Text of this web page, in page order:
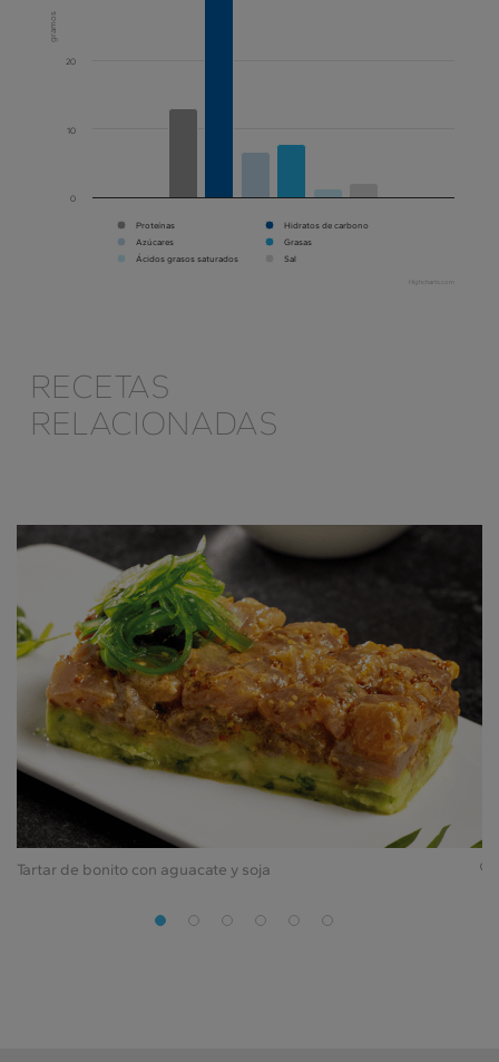
gramos
Proteínas
Hidratos de carbono
Azúcares
Grasas
Ácidos grasos saturados
Sal
0
10
20
Highcharts.com
RECETAS
RELACIONADAS
Tartar de bonito con aguacate y soja